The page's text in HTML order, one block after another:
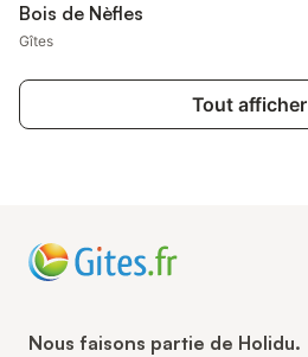
Bois de Nèfles
Gîtes
Tout afficher
Nous faisons partie de Holidu.